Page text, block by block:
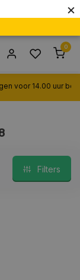
×
0
voor 14.00 uur
Filters